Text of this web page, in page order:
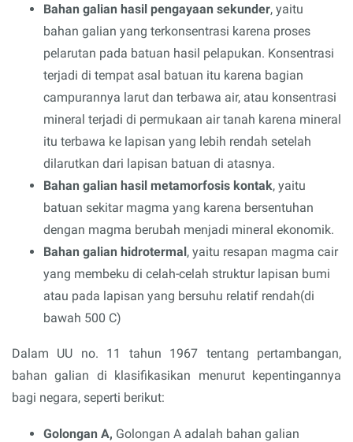
Bahan galian hasil pengayaan sekunder, yaitu
bahan galian yang terkonsentrasi karena proses
pelarutan pada batuan hasil pelapukan. Konsentrasi
terjadi di tempat asal batuan itu karena bagian
campurannya larut dan terbawa air, atau konsentrasi
mineral terjadi di permukaan air tanah karena mineral
itu terbawa ke lapisan yang lebih rendah setelah
dilarutkan dari lapisan batuan di atasnya.
Bahan galian hasil metamorfosis kontak, yaitu
batuan sekitar magma yang karena bersentuhan
dengan magma berubah menjadi mineral ekonomik.
Bahan galian hidrotermal, yaitu resapan magma cair
yang membeku di celah-celah struktur lapisan bumi
atau pada lapisan yang bersuhu relatif rendah(di
bawah 500 C)
Dalam UU no. 11 tahun 1967 tentang pertambangan,
bahan galian di klasifikasikan menurut kepentingannya
bagi negara, seperti berikut:
Golongan A, Golongan A adalah bahan galian